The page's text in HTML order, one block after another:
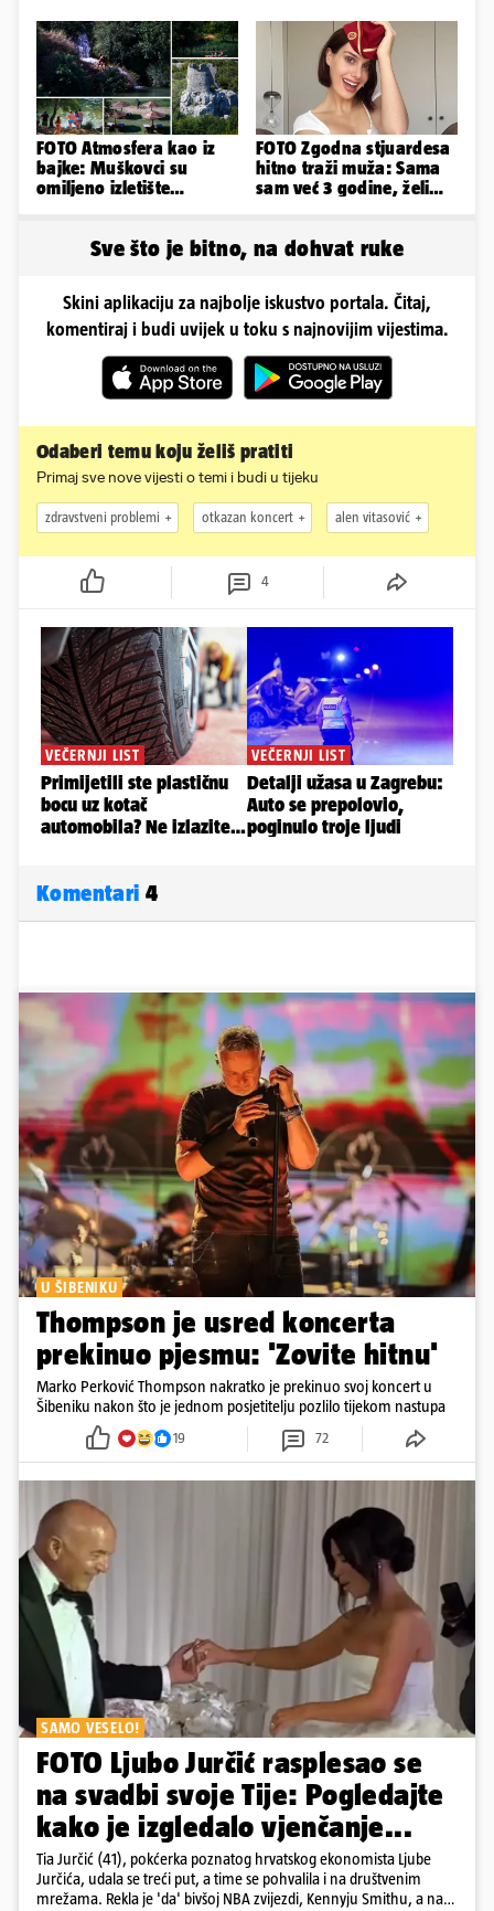
FOTO Atmosfera kao iz
bajke: Muškovci su
omiljeno izletište
FOTO Zgodna stjuardesa
hitno traži muža: Sama
sam već 3 godine, želim
Sve što je bitno, na dohvat ruke
Skini aplikaciju za najbolje iskustvo portala. Čitaj,
komentiraj i budi uvijek u toku s najnovijim vijestima.
Odaberi temu koju želiš pratiti
Primaj sve nove vijesti o temi i budi u tijeku
zdravstveni problemi otkazan koncert alen vitasović
4
Komentari 4
U ŠIBENIKU
Thompson je usred koncerta
prekinuo pjesmu: 'Zovite hitnu'
Marko Perković Thompson nakratko je prekinuo svoj koncert u
Šibeniku nakon što je jednom posjetitelju pozlilo tijekom nastupa
19 72
SAMO VESELO!
FOTO Ljubo Jurčić rasplesao se
na svadbi svoje Tije: Pogledajte
kako je izgledalo vjenčanje...
Tia Jurčić (41), pokćerka poznatog hrvatskog ekonomista Ljube
Jurčića, udala se treći put, a time se pohvalila i na društvenim
mrežama. Rekla je 'da' bivšoj NBA zvijezdi, Kennyju Smithu, a na